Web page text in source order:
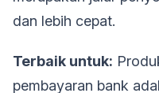
dan lebih cepat.
Terbaik untuk:
pembayaran bank